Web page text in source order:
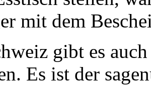
mit dem
gibt es
Es ist der